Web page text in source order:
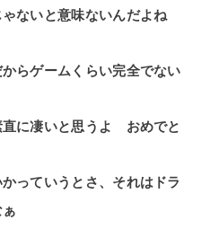
ないと意味ないんだよね
らゲームくらい完全でない
直に凄いと思うよ おめでと
っていうとさ、それはドラ